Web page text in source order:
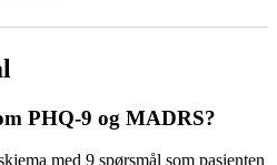
PHQ-9 og MADRS?
med 9 spørsmål som pasienten